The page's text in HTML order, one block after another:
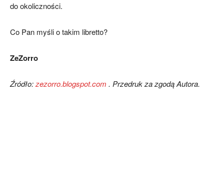
do okoliczności.
Co Pan myśli o takim libretto?
ZeZorro
Źródło:zezorro.blogspot.com . Przedruk za zgodą Autora.